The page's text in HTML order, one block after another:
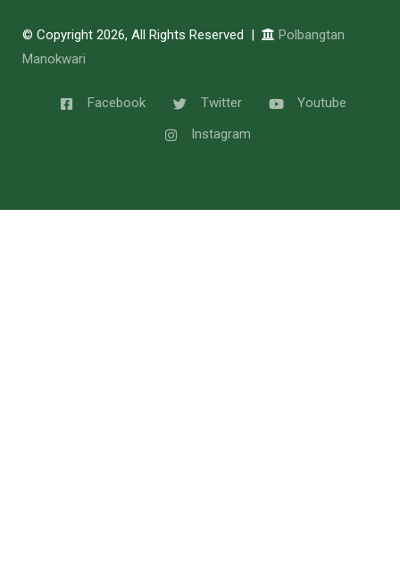
© Copyright 2026, All Rights Reserved |
Polbangtan
Manokwari
Facebook Twitter
Youtube
Instagram